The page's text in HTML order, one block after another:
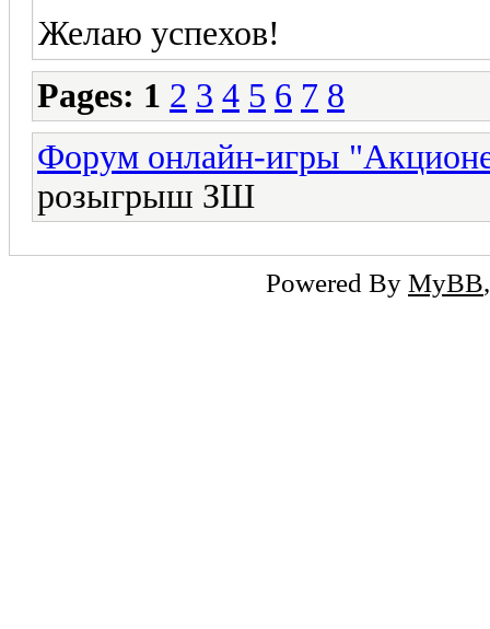
Желаю успехов!
Pages: 1 2 3 4 5 6 7 8
Форум онлайн-игры
розыгрыш ЗШ
Powered By MyBB